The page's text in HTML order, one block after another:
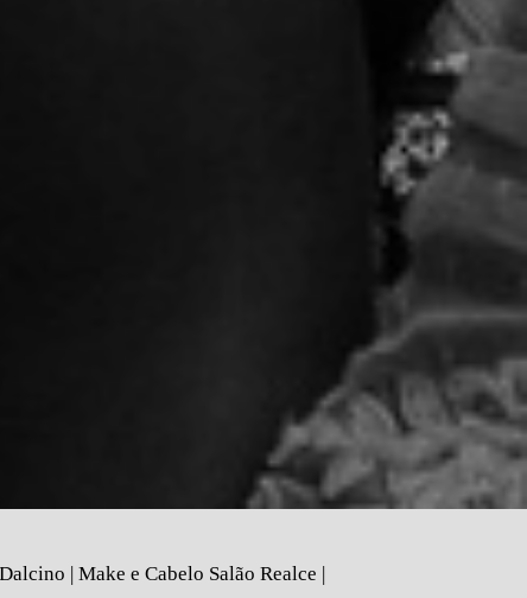
| Make e Cabelo Salão Realce |